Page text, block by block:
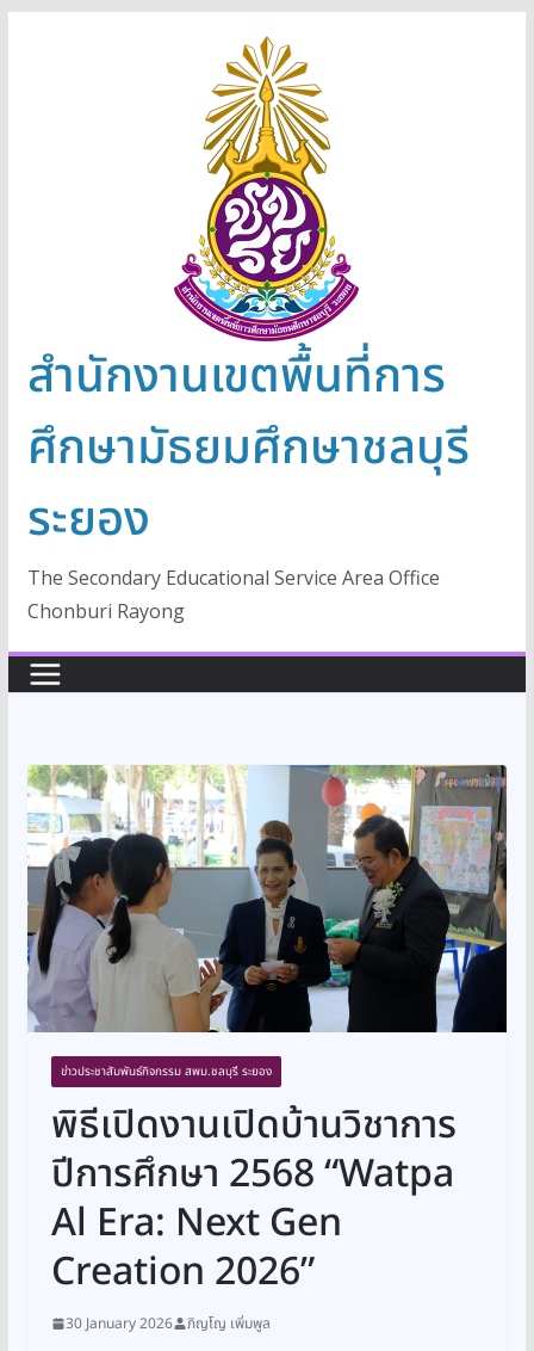
สำนักงานเขตพื้นที่การ
ศึกษามัธยมศึกษาชลบุรี
ระยอง
The Secondary Educational Service Area Office
Chonburi Rayong
ข่าวประชาสัมพันธ์กิจกรรม สพม.ชลบุรี ระยอง
พิธีเปิดงานเปิดบ้านวิชาการ
ปีการศึกษา 2568 “Watpa
Al Era: Next Gen
Creation 2026”
30 January 2026 ภิญโญ เพิ่มพูล